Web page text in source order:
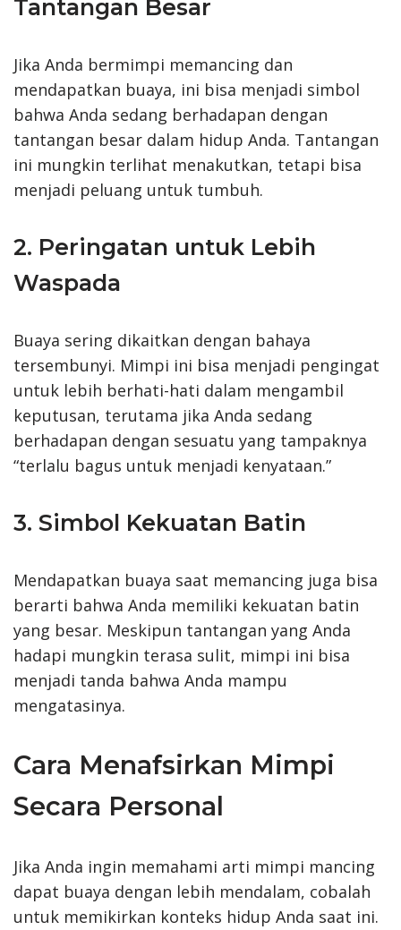
Tantangan Besar
Jika Anda bermimpi memancing dan
mendapatkan buaya, ini bisa menjadi simbol
bahwa Anda sedang berhadapan dengan
tantangan besar dalam hidup Anda. Tantangan
ini mungkin terlihat menakutkan, tetapi bisa
menjadi peluang untuk tumbuh.
2. Peringatan untuk Lebih
Waspada
Buaya sering dikaitkan dengan bahaya
tersembunyi. Mimpi ini bisa menjadi pengingat
untuk lebih berhati-hati dalam mengambil
keputusan, terutama jika Anda sedang
berhadapan dengan sesuatu yang tampaknya
“terlalu bagus untuk menjadi kenyataan.”
3. Simbol Kekuatan Batin
Mendapatkan buaya saat memancing juga bisa
berarti bahwa Anda memiliki kekuatan batin
yang besar. Meskipun tantangan yang Anda
hadapi mungkin terasa sulit, mimpi ini bisa
menjadi tanda bahwa Anda mampu
mengatasinya.
Cara Menafsirkan Mimpi
Secara Personal
Jika Anda ingin memahami arti mimpi mancing
dapat buaya dengan lebih mendalam, cobalah
untuk memikirkan konteks hidup Anda saat ini.